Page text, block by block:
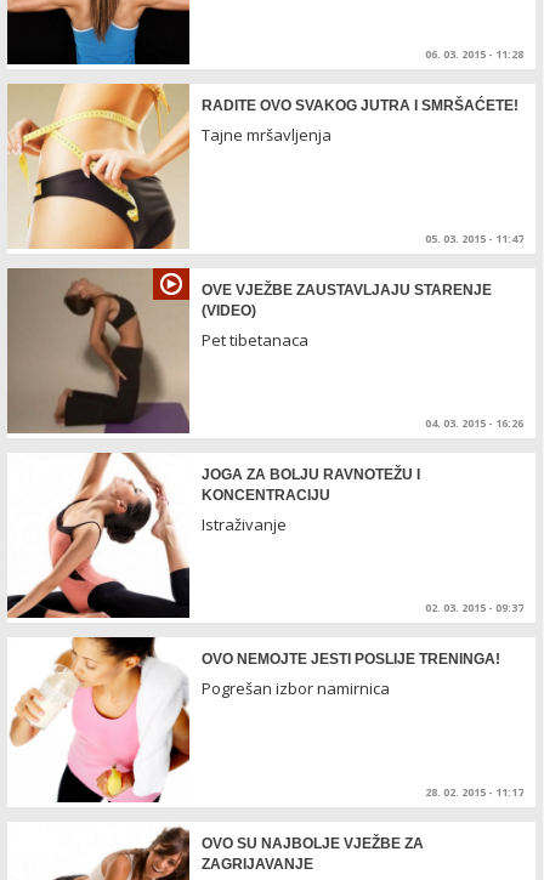
06. 03. 2015 - 11:28
RADITE OVO SVAKOG JUTRA I SMRŠAĆETE!
Tajne mršavljenja
05. 03. 2015 - 11:47
OVE VJEŽBE ZAUSTAVLJAJU STARENJE
(VIDEO)
Pet tibetanaca
04. 03. 2015 - 16:26
JOGA ZA BOLJU RAVNOTEŽU I
KONCENTRACIJU
Istraživanje
02. 03. 2015 - 09:37
OVO NEMOJTE JESTI POSLIJE TRENINGA!
Pogrešan izbor namirnica
28. 02. 2015 - 11:17
OVO SU NAJBOLJE VJEŽBE ZA
ZAGRIJAVANJE